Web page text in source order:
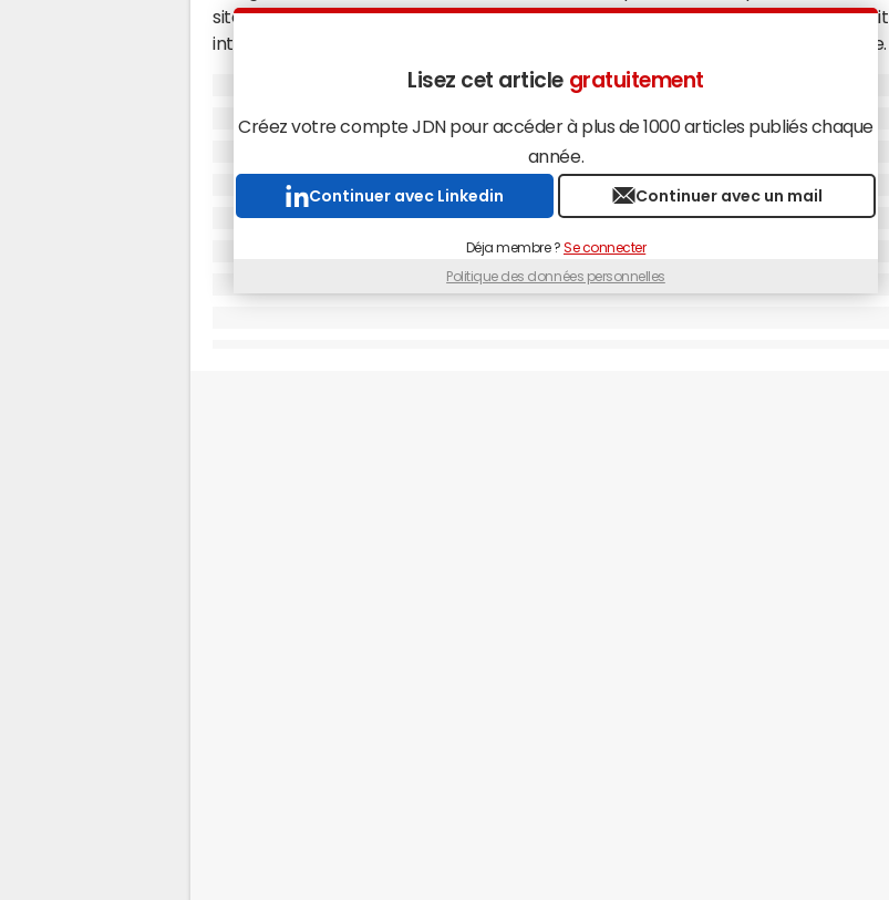
site par Youtube pour 1 milliard de dollars, afin de contrer Facebook qui se montrait
intéressé par le dossier. Il faut dire que Vevo est des plus stratégique pour Youtube.
La plateforme est aussi la chaîne qui attire le plus de trafic sur Youtube. Vevo est
par ailleurs le troisième diffuseur web de vidéos aux Etats-Unis avec 52 millions de
visiteurs uniques, derrière Google (Youtube), 153,9 millions, et Facebook, 63,8 millions,
Vevo s'est lancé en France en novembre dernier pour proposer un catalogue de
plus de 50 000 clips
La plateforme de clips musicaux Vevo se lance en
. En septembre dernier, sa chaîne Youtube représentait plus de
Lisez cet article gratuitement
Créez votre compte JDN pour accéder à plus de 1000 articles publiés chaque
année.
Continuer avec Linkedin Continuer avec un mail
Déja membre ? Se connecter
Politique des données personnelles